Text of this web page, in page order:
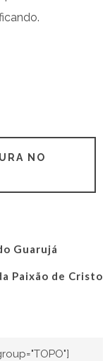
NO
Guarujá
Paixão de Cristo